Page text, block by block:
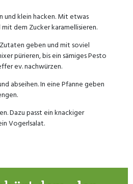
und klein hacken. Mit etwas
dem Zucker karamellisieren.
geben und mit soviel
pürieren, bis ein sämiges Pesto
ev. nachwürzen.
abseihen. In eine Pfanne geben
Dazu passt ein knackiger
Vogerlsalat.